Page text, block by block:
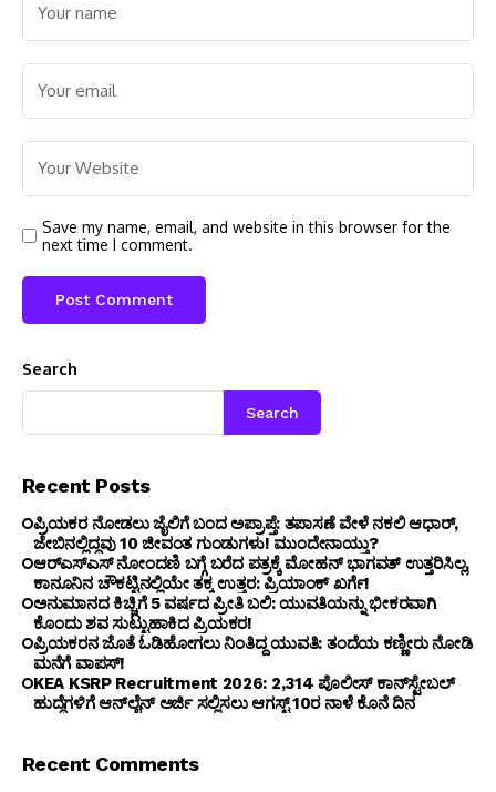
Save my name, email, and website in this browser for the
next time I comment.
Search
Search
Recent Posts
ಪ್ರಿಯಕರ ನೋಡಲು ಜೈಲಿಗೆ ಬಂದ ಅಪ್ರಾಪ್ತೆ: ತಪಾಸಣೆ ವೇಳೆ ನಕಲಿ ಆಧಾರ್,
ಜೇಬಿನಲ್ಲಿದ್ದವು 10 ಜೀವಂತ ಗುಂಡುಗಳು! ಮುಂದೇನಾಯ್ತು?
ಆರ್‌ಎಸ್‌ಎಸ್‌ ನೋಂದಣಿ ಬಗ್ಗೆ ಬರೆದ ಪತ್ರಕ್ಕೆ ಮೋಹನ್ ಭಾಗವತ್ ಉತ್ತರಿಸಿಲ್ಲ,
ಕಾನೂನಿನ ಚೌಕಟ್ಟಿನಲ್ಲಿಯೇ ತಕ್ಕ ಉತ್ತರ: ಪ್ರಿಯಾಂಕ್ ಖರ್ಗೆ!
ಅನುಮಾನದ ಕಿಚ್ಚಿಗೆ 5 ವರ್ಷದ ಪ್ರೀತಿ ಬಲಿ: ಯುವತಿಯನ್ನು ಭೀಕರವಾಗಿ
ಕೊಂದು ಶವ ಸುಟ್ಟುಹಾಕಿದ ಪ್ರಿಯಕರ!
ಪ್ರಿಯಕರನ ಜೊತೆ ಓಡಿಹೋಗಲು ನಿಂತಿದ್ದ ಯುವತಿ: ತಂದೆಯ ಕಣ್ಣೀರು ನೋಡಿ
ಮನೆಗೆ ವಾಪಸ್!
KEA KSRP Recruitment 2026: 2,314 ಪೊಲೀಸ್ ಕಾನ್‌ಸ್ಟೇಬಲ್
ಹುದ್ದೆಗಳಿಗೆ ಆನ್‌ಲೈನ್ ಅರ್ಜಿ ಸಲ್ಲಿಸಲು ಆಗಸ್ಟ್ 10ರ ನಾಳೆ ಕೊನೆ ದಿನ
Recent Comments